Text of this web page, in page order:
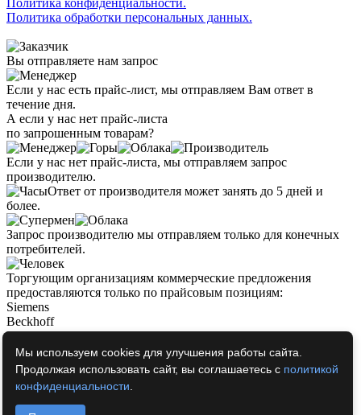
Политика конфиденциальности.
Политика обработки персональных данных.
Вы отправляете нам запрос
Если у нас есть прайс-лист, мы отправляем Вам ответ в
течение дня.
А если у нас нет прайс-листа
по запрошенным товарам?
Если у нас нет прайс-листа, мы отправляем запрос
производителю.
Ответ от производителя может занять до 5 дней и
более.
Запрос производителю мы отправляем только для конечных
потребителей.
Торгующим организациям коммерческие предложения
предоставляются только по прайсовым позициям:
Siemens
Beckhoff
Pepperl+Fuchs
Phoenix Contact
PILZ
Turck
Leuze Electronic
Endress+Hauser
Мы используем cookies для улучшения работы сайта.
Продолжая использовать сайт, вы соглашаетесь с политикой
конфиденциальности